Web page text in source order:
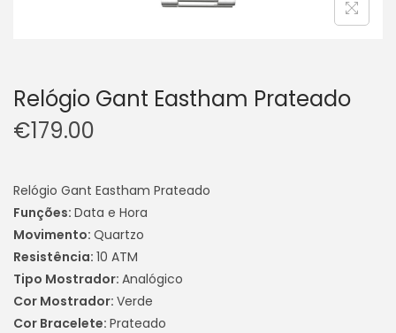
Relógio Gant Eastham Prateado
€179.00
Relógio Gant Eastham Prateado
Funções: Data e Hora
Movimento: Quartzo
Resistência: 10 ATM
Tipo Mostrador: Analógico
Cor Mostrador: Verde
Cor Bracelete: Prateado